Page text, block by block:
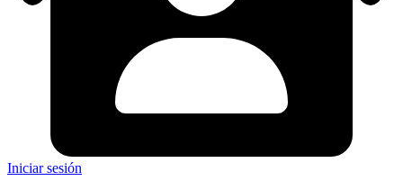
Iniciar sesión